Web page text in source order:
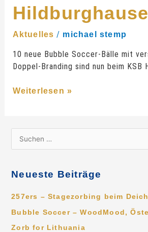
Aktuelles / michael stemp
10 neue Bubble Soccer-Bälle mit
Doppel-Branding sind nun beim KSB
Weiterlesen »
e
n
n
Neueste Beiträge
257ers – Stagezorbing beim
Bubble Soccer – WoodMood,
Zorb for Lithuania